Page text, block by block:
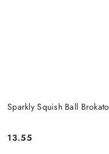
Sparkly Squish Ball
Cena:
13.55